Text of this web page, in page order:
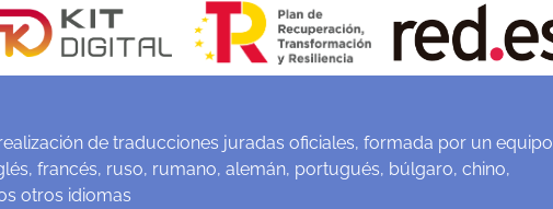
de traducciones juradas oficiales, formada por un equipo
francés, ruso, rumano, alemán, portugués, búlgaro, chino,
otros idiomas